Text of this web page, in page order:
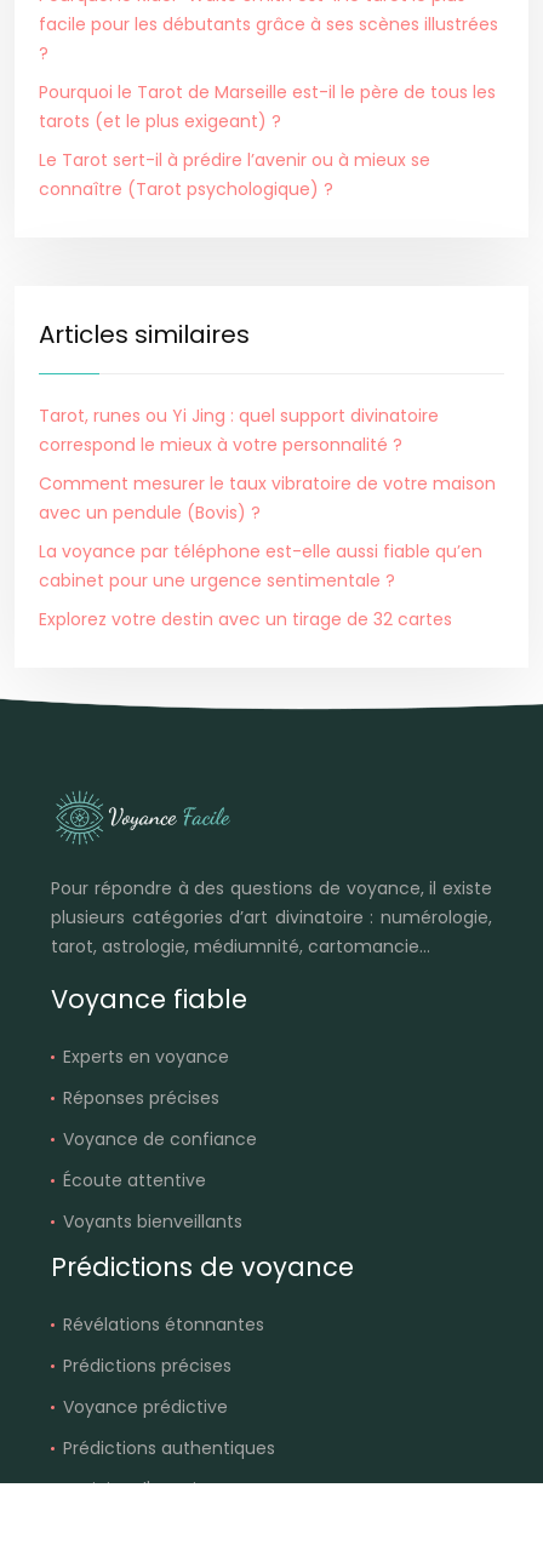
facile pour les débutants grâce à ses scènes illustrées
?
Pourquoi le Tarot de Marseille est-il le père de tous les
tarots (et le plus exigeant) ?
Le Tarot sert-il à prédire l’avenir ou à mieux se
connaître (Tarot psychologique) ?
Articles similaires
Tarot, runes ou Yi Jing : quel support divinatoire
correspond le mieux à votre personnalité ?
Comment mesurer le taux vibratoire de votre maison
avec un pendule (Bovis) ?
La voyance par téléphone est-elle aussi fiable qu’en
cabinet pour une urgence sentimentale ?
Explorez votre destin avec un tirage de 32 cartes
Pour répondre à des questions de voyance, il existe
plusieurs catégories d’art divinatoire : numérologie,
tarot, astrologie, médiumnité, cartomancie…
Voyance fiable
Experts en voyance
Réponses précises
Voyance de confiance
Écoute attentive
Voyants bienveillants
Prédictions de voyance
Révélations étonnantes
Prédictions précises
Voyance prédictive
Prédictions authentiques
Anticiper l'avenir